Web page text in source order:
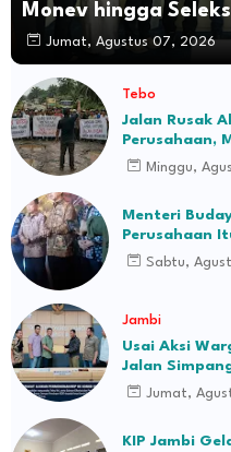
Monev hingga
Jumat, Agustus 07, 2026
Tebo
Jalan Rusak
Perusahaan,
Ilir Bakal
Minggu,
Menteri
Perusahaan
Sabtu,
Jambi
Usai Aksi
Jalan
Jumat,
KIP Jambi